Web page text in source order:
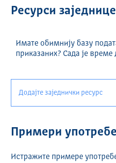
Ресурси заједнице
Имате обимнију базу
приказаних? Сада је време
Додајте заједнички ресурс
Примери употребе
Истражите примере